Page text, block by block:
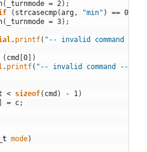
( _turnmode = 2) ;
( strcasecmp(arg, "min" ) == 0
( _turnmode = 3) ;
. printf( "-- invalid command --
( cmd 0
)
. printf( "-- invalid command --\n"
< sizeof( cmd ) - 1)
= c;
t mode)